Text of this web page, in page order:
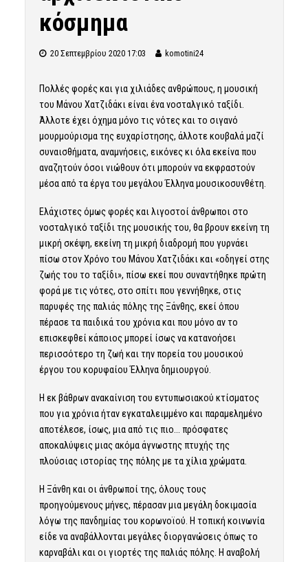
κόσμημα
20 Σεπτεμβρίου 2020 17:03 komotini24
Πολλές φορές και για χιλιάδες ανθρώπους, η μουσική
του Μάνου Χατζιδάκι είναι ένα νοσταλγικό ταξίδι.
Άλλοτε έχει όχημα μόνο τις νότες και το σιγανό
μουρμούρισμα της ευχαρίστησης, άλλοτε κουβαλά μαζί
συναισθήματα, αναμνήσεις, εικόνες κι όλα εκείνα που
αναζητούν όσοι νιώθουν ότι μπορούν να εκφραστούν
μέσα από τα έργα του μεγάλου Έλληνα μουσικοσυνθέτη.
Ελάχιστες όμως φορές και λιγοστοί άνθρωποι στο
νοσταλγικό ταξίδι της μουσικής του, θα βρουν εκείνη τη
μικρή σκέψη, εκείνη τη μικρή διαδρομή που γυρνάει
πίσω στον Χρόνο του Μάνου Χατζιδάκι και «οδηγεί στης
ζωής του το ταξίδι», πίσω εκεί που συναντήθηκε πρώτη
φορά με τις νότες, στο σπίτι που γεννήθηκε, στις
παρυφές της παλιάς πόλης της Ξάνθης, εκεί όπου
πέρασε τα παιδικά του χρόνια και που μόνο αν το
επισκεφθεί κάποιος μπορεί ίσως να κατανοήσει
περισσότερο τη ζωή και την πορεία του μουσικού
έργου του κορυφαίου Έλληνα δημιουργού.
Η εκ βάθρων ανακαίνιση του εντυπωσιακού κτίσματος
που για χρόνια ήταν εγκαταλειμμένο και παραμελημένο
αποτέλεσε, ίσως, μια από τις πιο… πρόσφατες
αποκαλύψεις μιας ακόμα άγνωστης πτυχής της
πλούσιας ιστορίας της πόλης με τα χίλια χρώματα.
Η Ξάνθη και οι άνθρωποί της, όλους τους
προηγούμενους μήνες, πέρασαν μια μεγάλη δοκιμασία
λόγω της πανδημίας του κορωνοϊού. Η τοπική κοινωνία
είδε να αναβάλλονται μεγάλες διοργανώσεις όπως το
καρναβάλι και οι γιορτές της παλιάς πόλης. Η αναβολή